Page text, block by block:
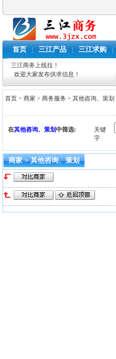
首页 三江产品 三江求购
三江商务上线拉！
欢迎大家发布供求信息！
首页 >商家 >商务服务 >其他咨询、策划
在其他咨询、策划中筛选:
关键
字
商家 > 其他咨询、策划